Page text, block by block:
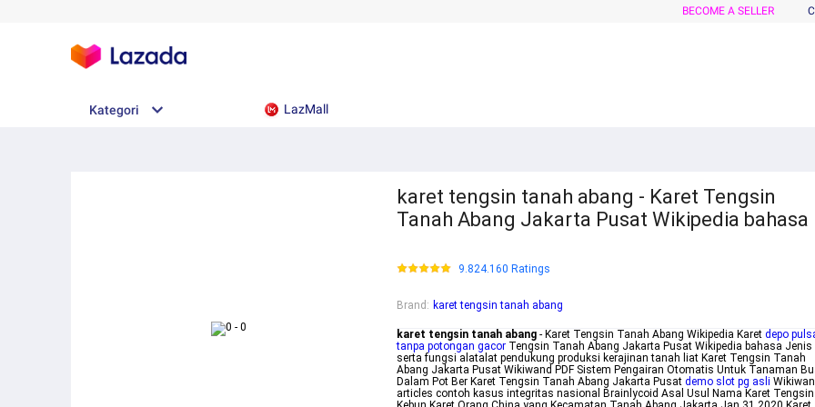
BECOME A SELLER
Kategori LazMall
karet tengsin tanah abang - Karet Tengsin
Tanah Abang Jakarta Pusat Wikipedia bahasa
9.824.160 Ratings
Brand : karet tengsin tanah abang
karet tengsin tanah abang - Karet Tengsin Tanah Abang Wikipedia Karet depo
tanpa potongan gacor Tengsin Tanah Abang Jakarta Pusat Wikipedia bahasa Jenis
serta fungsi alatalat pendukung produksi kerajinan tanah liat Karet Tengsin Tanah
Abang Jakarta Pusat Wikiwand PDF Sistem Pengairan Otomatis Untuk Tanaman
Dalam Pot Ber Karet Tengsin Tanah Abang Jakarta Pusat demo slot pg asli
articles contoh kasus integritas nasional Brainlycoid Asal Usul Nama Karet Tengsin